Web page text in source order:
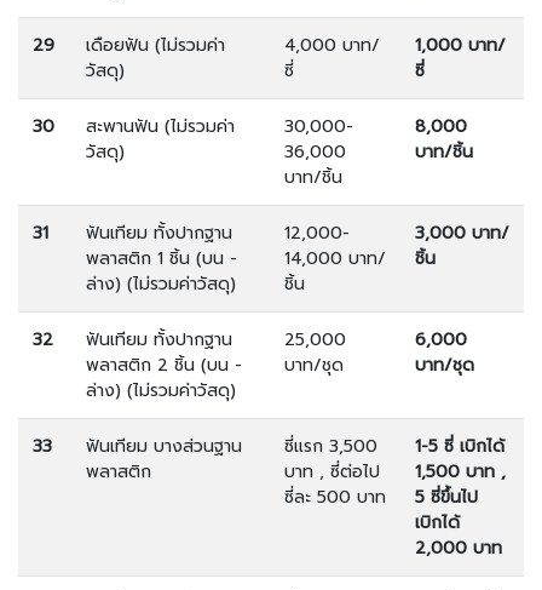
29
เดือยฟัน (ไม่รวมค่า
วัสดุ)
4,000 บาท/
ซี่
1,000 บาท/
ซี่
30
สะพานฟัน (ไม่รวมค่า
วัสดุ)
30,000-
36,000
บาท/ชิ้น
8,000
บาท/ชิ้น
31
ฟันเทียม ทั้งปากฐาน
พลาสติก 1 ชิ้น (บน -
ล่าง) (ไม่รวมค่าวัสดุ)
12,000-
14,000 บาท/
ชิ้น
3,000 บาท/
ชิ้น
32
ฟันเทียม ทั้งปากฐาน
พลาสติก 2 ชิ้น (บน -
ล่าง) (ไม่รวมค่าวัสดุ)
25,000
บาท/ชุด
6,000
บาท/ชุด
33
ฟันเทียม บางส่วนฐาน
พลาสติก
ซี่แรก 3,500
บาท , ซี่ต่อไป
ซี่ละ 500 บาท
1-5 ซี่ เบิกได้
1,500 บาท ,
5 ซี่ขึ้นไป
เบิกได้
2,000 บาท